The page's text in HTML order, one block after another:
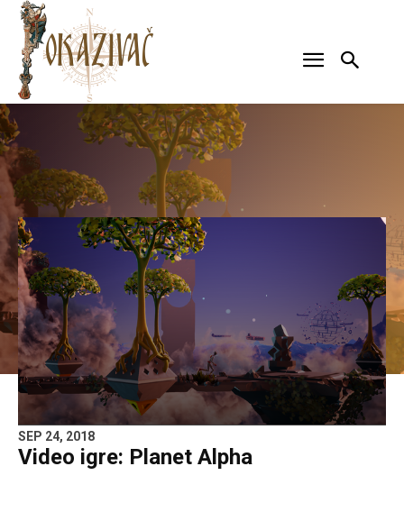
SEP 24, 2018
Video igre: Planet Alpha